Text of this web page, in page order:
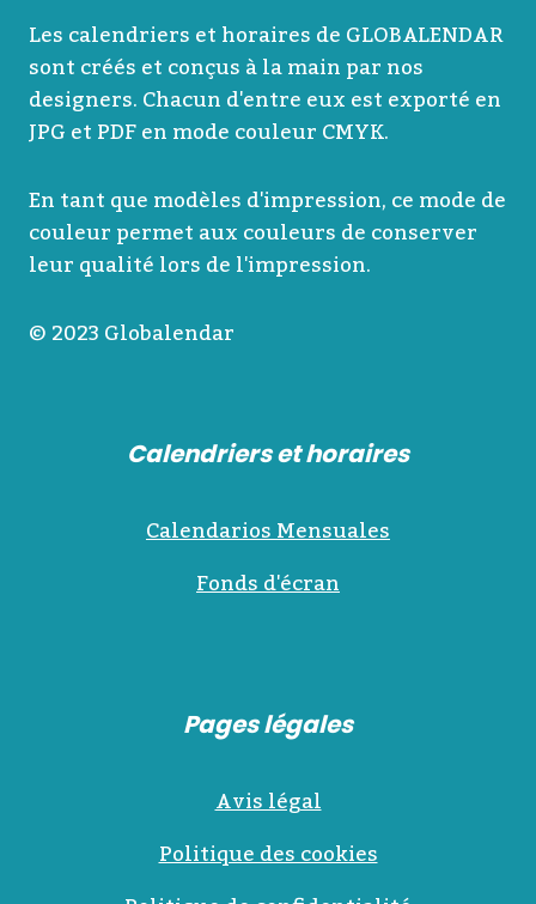
Les calendriers et horaires de GLOBALENDAR
sont créés et conçus à la main par nos
designers. Chacun d'entre eux est exporté en
JPG et PDF en mode couleur CMYK.
En tant que modèles d'impression, ce mode de
couleur permet aux couleurs de conserver
leur qualité lors de l'impression.
© 2023 Globalendar
Calendriers et horaires
Calendarios Mensuales
Fonds d'écran
Pages légales
Avis légal
Politique des cookies